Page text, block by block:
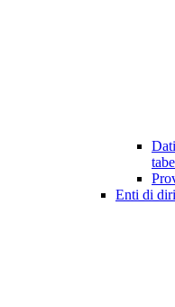
Enti di